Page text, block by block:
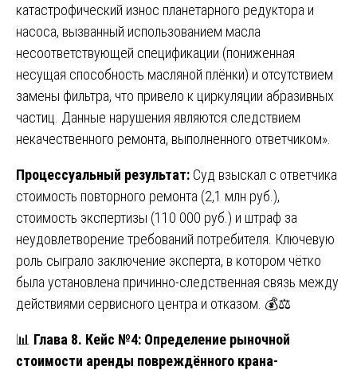
катастрофический износ планетарного редуктора и
насоса, вызванный использованием масла
несоответствующей спецификации (пониженная
несущая способность масляной плёнки) и отсутствием
замены фильтра, что привело к циркуляции абразивных
частиц. Данные нарушения являются следствием
некачественного ремонта, выполненного ответчиком».
Процессуальный результат: Суд взыскал с ответчика
стоимость повторного ремонта (2,1 млн руб.),
стоимость экспертизы (110 000 руб.) и штраф за
неудовлетворение требований потребителя. Ключевую
роль сыграло заключение эксперта, в котором чётко
была установлена причинно-следственная связь между
действиями сервисного центра и отказом. 💰⚖️
📊 Глава 8. Кейс №4: Определение рыночной
стоимости аренды повреждённого крана-